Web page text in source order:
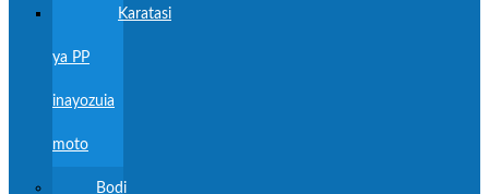
Karatasi
ya PP
inayozuia
moto
Bodi